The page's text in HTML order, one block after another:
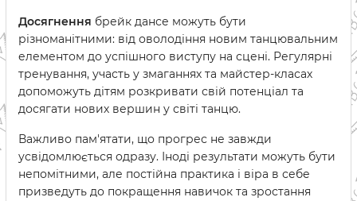
Досягнення брейк дансе можуть бути
різноманітними: від оволодіння новим танцювальним
елементом до успішного виступу на сцені. Регулярні
тренування, участь у змаганнях та майстер-класах
допоможуть дітям розкривати свій потенціал та
досягати нових вершин у світі танцю.
Важливо пам'ятати, що прогрес не завжди
усвідомлюється одразу. Іноді результати можуть бути
непомітними, але постійна практика і віра в себе
призведуть до покращення навичок та зростання